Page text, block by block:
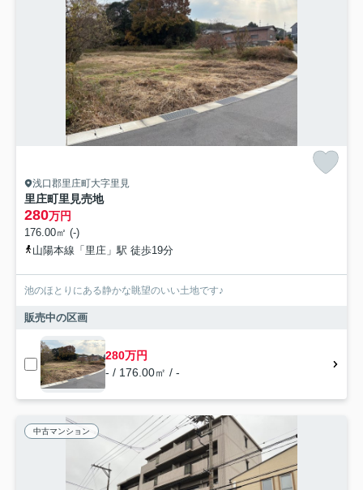
浅口郡里庄町大字里見
里庄町里見売地
280万円
176.00㎡ (-)
山陽本線「里庄」駅 徒歩19分
池のほとりにある静かな眺望のいい土地です♪
販売中の区画
280万円
- / 176.00㎡ / -
中古マンション